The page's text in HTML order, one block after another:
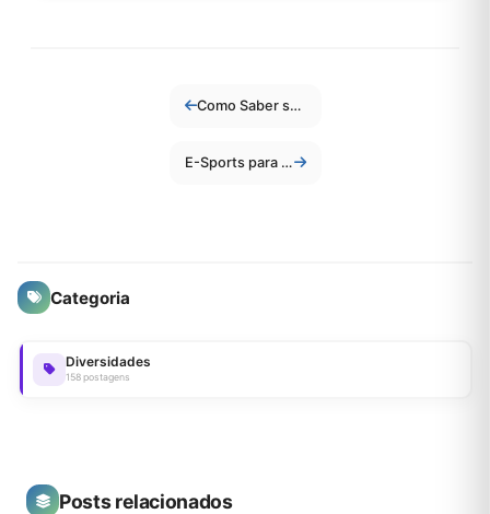
Como Saber se um Aplicativo Está Consumindo Muitos Dados Móveis
E-Sports para Iniciantes: Como Começar a Assistir e Torcer
Categoria
Diversidades
158 postagens
Posts relacionados